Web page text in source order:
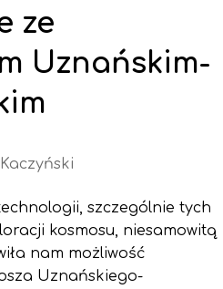
ze
Uznańskim-
szczególnie tych
kosmosu, niesamowitą
nam możliwość
Uznańskiego-